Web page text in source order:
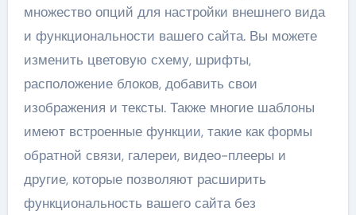
множество опций для настройки внешнего вида
и функциональности вашего сайта. Вы можете
изменить цветовую схему, шрифты,
расположение блоков, добавить свои
изображения и тексты. Также многие шаблоны
имеют встроенные функции, такие как формы
обратной связи, галереи, видео-плееры и
другие, которые позволяют расширить
функциональность вашего сайта без